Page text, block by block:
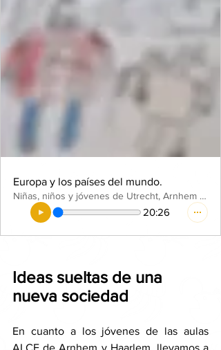
Europa y los países del mundo.
Niñas, niños y jóvenes de Utrecht, Arnhem y Haarlem.
20:26
Ideas sueltas de una
nueva sociedad
En cuanto a los jóvenes de las aulas